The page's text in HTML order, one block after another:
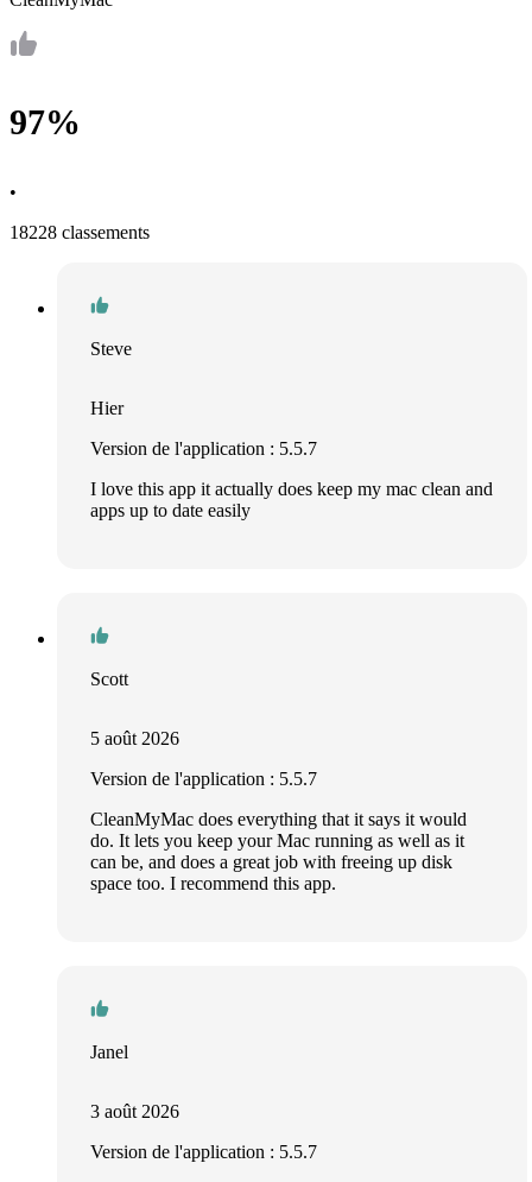
97%
•
18228 classements
Steve
Hier
Version de l'application : 5.5.7
I love this app it actually does keep my mac clean and
apps up to date easily
Scott
5 août 2026
Version de l'application : 5.5.7
CleanMyMac does everything that it says it would
do. It lets you keep your Mac running as well as it
can be, and does a great job with freeing up disk
space too. I recommend this app.
Janel
3 août 2026
Version de l'application : 5.5.7